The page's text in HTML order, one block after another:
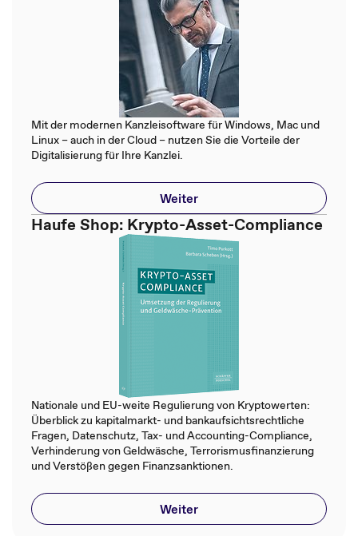
Mit der modernen Kanzleisoftware für Windows, Mac und
Linux – auch in der Cloud – nutzen Sie die Vorteile der
Digitalisierung für Ihre Kanzlei.
Weiter
Haufe Shop: Krypto-Asset-Compliance
Nationale und EU-weite Regulierung von Kryptowerten:
Überblick zu kapitalmarkt- und bankaufsichtsrechtliche
Fragen, Datenschutz, Tax- und Accounting-Compliance,
Verhinderung von Geldwäsche, Terrorismusfinanzierung
und Verstößen gegen Finanzsanktionen​.​
Weiter